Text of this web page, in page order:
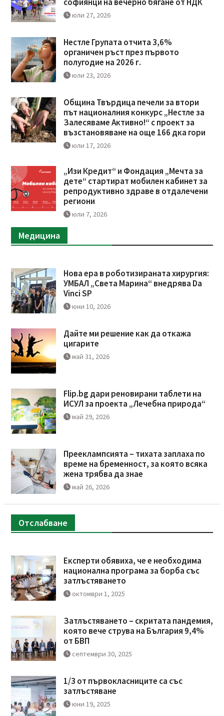
юли 27, 2026
Нестле Групата отчита 3,6%
органичен ръст през първото
полугодие на 2026 г.
юли 23, 2026
Община Твърдица печели за втори
път националния конкурс „Нестле за
Залесяваме Активно!“ с проект за
възстановяване на още 166 дка гори
юли 17, 2026
„Изи Кредит“ и Фондация „Мечта за
дете“ стартират мобилен кабинет за
репродуктивно здраве в отдалечени
региони
юли 7, 2026
Медицина
Нова ера в роботизираната хирургия:
УМБАЛ „Света Марина“ внедрява Da
Vinci SP
юни 10, 2026
Дайте ми решение как да откажа
цигарите
май 31, 2026
Flip.bg дари реновирани таблети на
ИСУЛ за проекта „Лечебна природа“
май 29, 2026
Прееклампсията – тихата заплаха по
време на бременност, за която всяка
жена трябва да знае
май 26, 2026
Отслабване
Експерти обявиха, че е необходима
национална програма за борба със
затлъстяването
октомври 1, 2025
Затлъстяването – скритата пандемия,
която вече струва на България 9,4%
от БВП
септември 30, 2025
1/3 от първокласниците са със
затлъстяване
юни 19, 2025